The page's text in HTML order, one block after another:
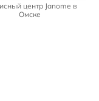
центр Janome в
Омске